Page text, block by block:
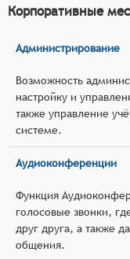
Корпоративные
Администрирование
Возможность
настройку и
также управление
системе.
Аудиоконференции
Функция
голосовые звонки,
друг друга, а также
общения.